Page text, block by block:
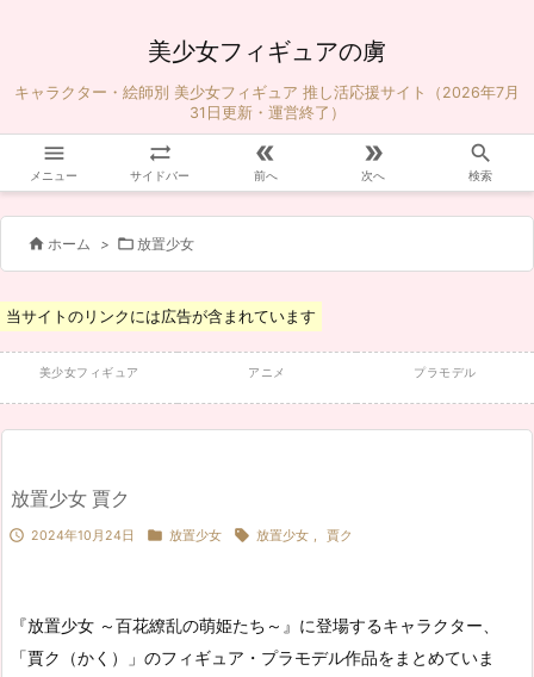
美少女フィギュアの虜
キャラクター・絵師別 美少女フィギュア 推し活応援サイト（2026年7月
31日更新・運営終了）

メニュー

サイドバー

前へ

次へ

検索
 ホーム >  放置少女
当サイトのリンクには広告が含まれています
美少女フィギュア アニメ プラモデル
放置少女 賈ク
 2024年10月24日  放置少女  放置少女 , 賈ク
『放置少女 ～百花繚乱の萌姫たち～』に登場するキャラクター、
「賈ク（かく）」のフィギュア・プラモデル作品をまとめていま